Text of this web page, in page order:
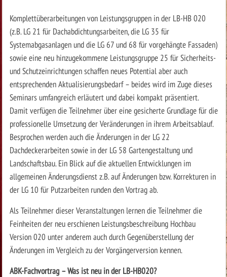
Komplettüberarbeitungen von Leistungsgruppen in der LB-HB 020
(z.B. LG 21 für Dachabdichtungsarbeiten, die LG 35 für
Systemabgasanlagen und die LG 67 und 68 für vorgehängte Fassaden)
sowie eine neu hinzugekommene Leistungsgruppe 25 für Sicherheits-
und Schutzeinrichtungen schaffen neues Potential aber auch
entsprechenden Aktualisierungsbedarf – beides wird im Zuge dieses
Seminars umfangreich erläutert und dabei kompakt präsentiert.
Damit verfügen die Teilnehmer über eine gesicherte Grundlage für die
professionelle Umsetzung der Veränderungen in ihrem Arbeitsablauf.
Besprochen werden auch die Änderungen in der LG 22
Dachdeckerarbeiten sowie in der LG 58 Gartengestaltung und
Landschaftsbau. Ein Blick auf die aktuellen Entwicklungen im
allgemeinen Änderungsdienst z.B. auf Änderungen bzw. Korrekturen in
der LG 10 für Putzarbeiten runden den Vortrag ab.
Als Teilnehmer dieser Veranstaltungen lernen die Teilnehmer die
Feinheiten der neu erschienen Leistungsbeschreibung Hochbau
Version 020 unter anderem auch durch Gegenüberstellung der
Änderungen im Vergleich zu der Vorgängerversion kennen.
ABK-Fachvortrag – Was ist neu in der LB-HB020?